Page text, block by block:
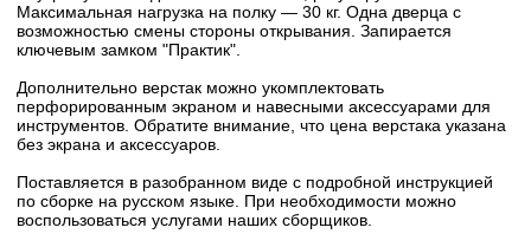
Максимальная нагрузка на полку — 30 кг. Одна дверца с
возможностью смены стороны открывания. Запирается
ключевым замком "Практик".
Дополнительно верстак можно укомплектовать
перфорированным экраном и навесными аксессуарами для
инструментов. Обратите внимание, что цена верстака указана
без экрана и аксессуаров.
Поставляется в разобранном виде с подробной инструкцией
по сборке на русском языке. При необходимости можно
воспользоваться услугами наших сборщиков.